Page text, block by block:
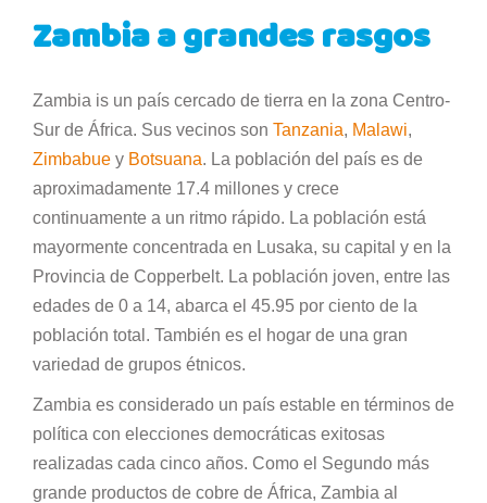
Zambia a grandes rasgos
Zambia is un país cercado de tierra en la zona Centro-
Sur de África. Sus vecinos son Tanzania, Malawi,
Zimbabue y Botsuana. La población del país es de
aproximadamente 17.4 millones y crece
continuamente a un ritmo rápido. La población está
mayormente concentrada en Lusaka, su capital y en la
Provincia de Copperbelt. La población joven, entre las
edades de 0 a 14, abarca el 45.95 por ciento de la
población total. También es el hogar de una gran
variedad de grupos étnicos.
Zambia es considerado un país estable en términos de
política con elecciones democráticas exitosas
realizadas cada cinco años. Como el Segundo más
grande productos de cobre de África, Zambia al